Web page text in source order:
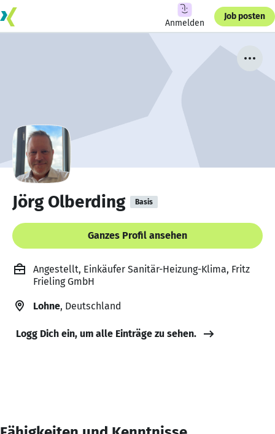
Anmelden
Job posten
Jörg Olberding Basis
Ganzes Profil ansehen
Angestellt, Einkäufer Sanitär-Heizung-Klima, Fritz
Frieling GmbH
Lohne, Deutschland
Logg Dich ein, um alle Einträge zu sehen.